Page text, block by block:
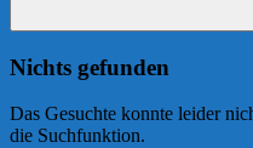
Nichts gefunden
Das Gesuchte konnte leider
die Suchfunktion.